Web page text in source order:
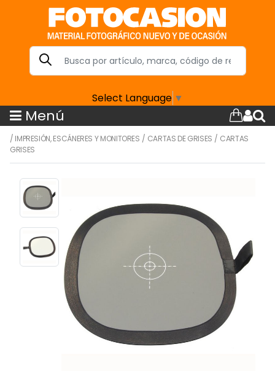
Select Language ▼
Menú
/ IMPRESIÓN, ESCÁNERES Y MONITORES / CARTAS DE GRISES / CARTAS
GRISES